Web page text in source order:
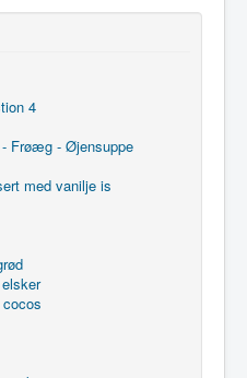
4
Frøæg - Øjensuppe
med vanilje is
cocos